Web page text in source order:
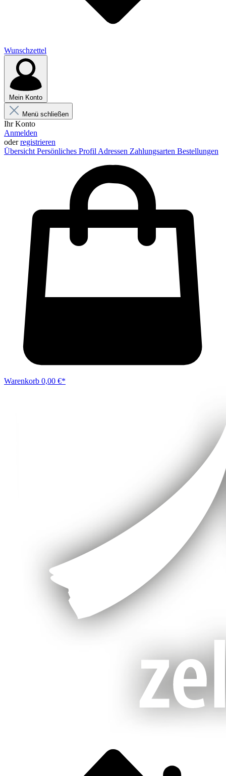
Wunschzettel
Mein Konto
Menü schließen
Ihr Konto
Anmelden
oderregistrieren
Übersicht Persönliches Profil Adressen Zahlungsarten Bestellungen
Warenkorb 0,00 €*